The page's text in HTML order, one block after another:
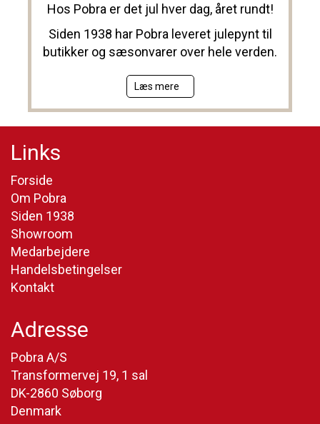
Hos Pobra er det jul hver dag, året rundt!
Siden 1938 har Pobra leveret julepynt til
butikker og sæsonvarer over hele verden.
Læs mere
Links
Forside
Om Pobra
Siden 1938
Showroom
Medarbejdere
Handelsbetingelser
Kontakt
Adresse
Pobra A/S
Transformervej 19, 1 sal
DK-2860 Søborg
Denmark